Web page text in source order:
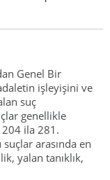
Genel Bir
işleyişini ve
suç
genellikle
204 ila 281.
arasında en
yalan tanıklık,